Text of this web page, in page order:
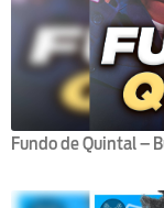
Fundo de Quintal –